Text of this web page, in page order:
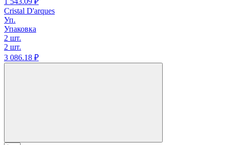
Cristal D'arques
Уп.
Упаковка
2 шт.
2 шт.
3 086.18 ₽